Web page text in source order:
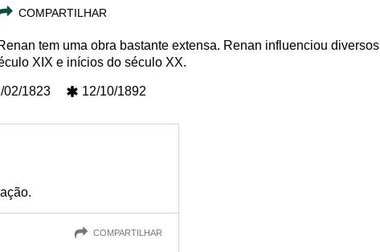
COMPARTILHAR
tem uma obra bastante extensa. Renan influenciou diversos
XIX e inícios do século XX.
02/1823 12/10/1892
COMPARTILHAR